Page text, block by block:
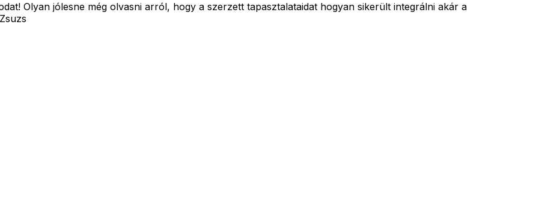
Olyan jólesne még olvasni arról, hogy a szerzett tapasztalataidat hogyan sikerült integrálni akár a